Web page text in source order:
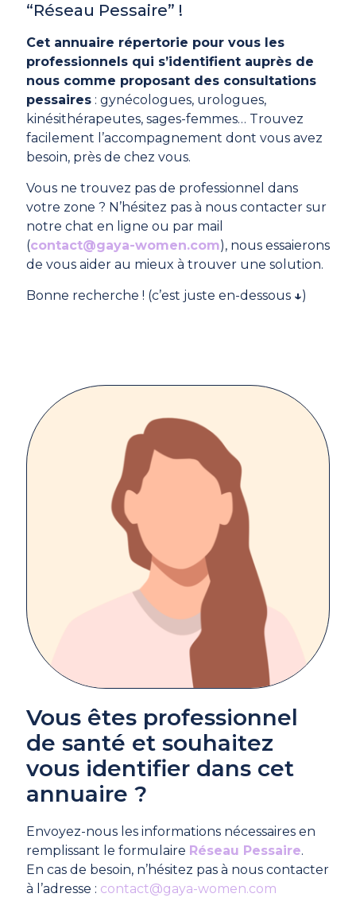
“Réseau Pessaire” !
Cet annuaire répertorie pour vous les
professionnels qui s’identifient auprès de
nous comme proposant des consultations
pessaires : gynécologues, urologues,
kinésithérapeutes, sages-femmes… Trouvez
facilement l’accompagnement dont vous avez
besoin, près de chez vous.
Vous ne trouvez pas de professionnel dans
votre zone ? N’hésitez pas à nous contacter sur
notre chat en ligne ou par mail
(contact@gaya-women.com), nous essaierons
de vous aider au mieux à trouver une solution.
Bonne recherche ! (c’est juste en-dessous ↓)
Vous êtes professionnel
de santé et souhaitez
vous identifier dans cet
annuaire ?
Envoyez-nous les informations nécessaires en
remplissant le formulaire Réseau Pessaire.
En cas de besoin, n’hésitez pas à nous contacter
à l’adresse : contact@gaya-women.com